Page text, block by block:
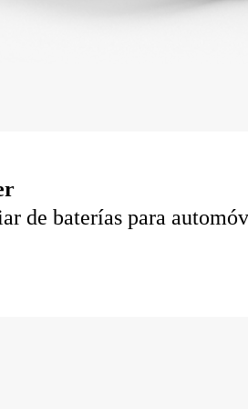
de baterías para